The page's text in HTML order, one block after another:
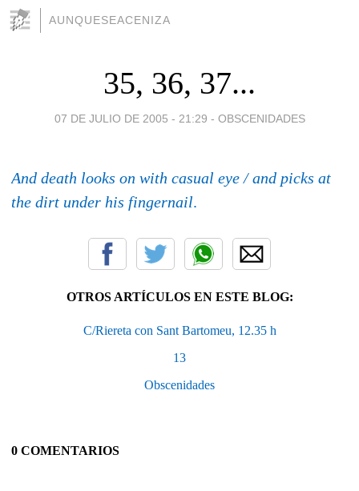
AUNQUESEACENIZA
35, 36, 37...
07 DE JULIO DE 2005 - 21:29 - OBSCENIDADES
And death looks on with casual eye / and picks at
the dirt under his fingernail.
OTROS ARTÍCULOS EN ESTE BLOG:
C/Riereta con Sant Bartomeu, 12.35 h
13
Obscenidades
0 COMENTARIOS